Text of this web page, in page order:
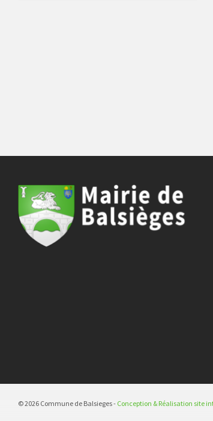
© 2026 Commune de Balsieges - Conception & Réalisation site